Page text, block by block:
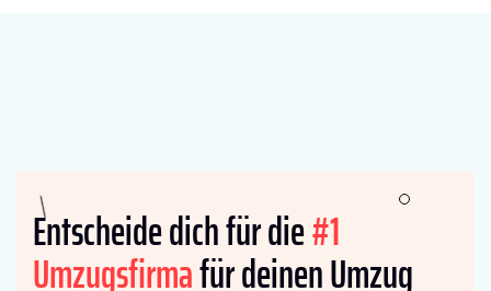
Entscheide dich für die#1
Umzugsfirmafür deinen Umzug